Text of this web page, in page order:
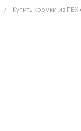
/ Купить кромки из